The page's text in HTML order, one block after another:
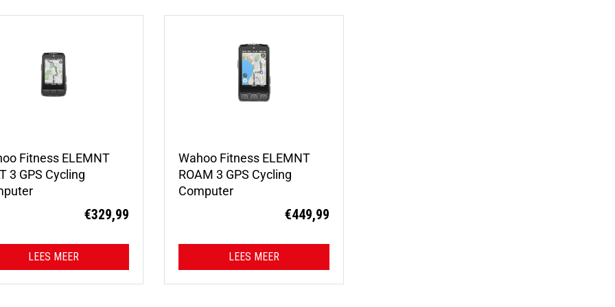
Fitness ELEMNT
3 GPS Cycling
€329,99
LEES MEER
Wahoo Fitness ELEMNT
ROAM 3 GPS Cycling
Computer
€449,99
LEES MEER